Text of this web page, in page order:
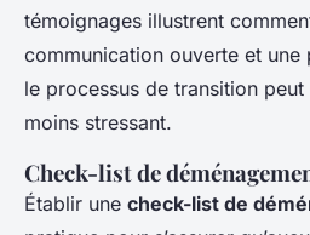
témoignages illustrent
communication ouverte et une
le processus de transition
moins stressant.
Check-list de
Établir une check-list de